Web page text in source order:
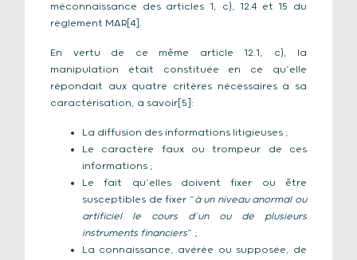
méconnaissance des articles 1, c), 12.4 et 15 du
règlement MAR[4].
En vertu de ce même article 12.1, c), la
manipulation était constituée en ce qu’elle
répondait aux quatre critères nécessaires à sa
caractérisation, à savoir[5]:
La diffusion des informations litigieuses ;
Le caractère faux ou trompeur de ces
informations ;
Le fait qu’elles doivent fixer ou être
susceptibles de fixer “à un niveau anormal ou
artificiel le cours d’un ou de plusieurs
instruments financiers” ;
La connaissance, avérée ou supposée, de